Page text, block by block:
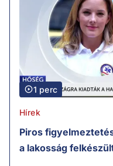
1 perc
Hírek
Piros
a lakosság